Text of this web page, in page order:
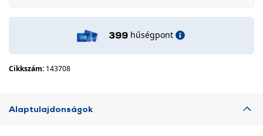
399 hűségpont
Cikkszám: 143708
Alaptulajdonságok